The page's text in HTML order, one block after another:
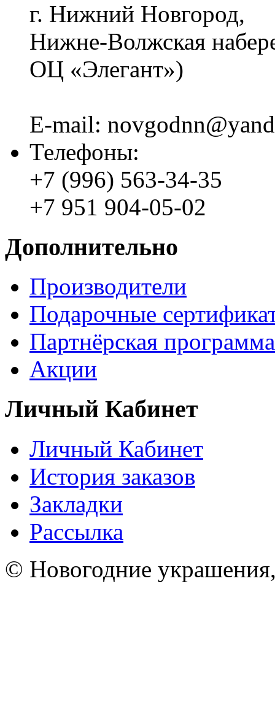
г. Нижний Новгород,
Нижне-Волжская
ОЦ «Элегант»)
E-mail:
Телефоны:
+7 (996) 563-34-35
+7 951 904-05-02
Дополнительно
Производители
Подарочные
Партнёрская программа
Акции
Личный Кабинет
Личный Кабинет
История заказов
Закладки
Рассылка
© Новогодние